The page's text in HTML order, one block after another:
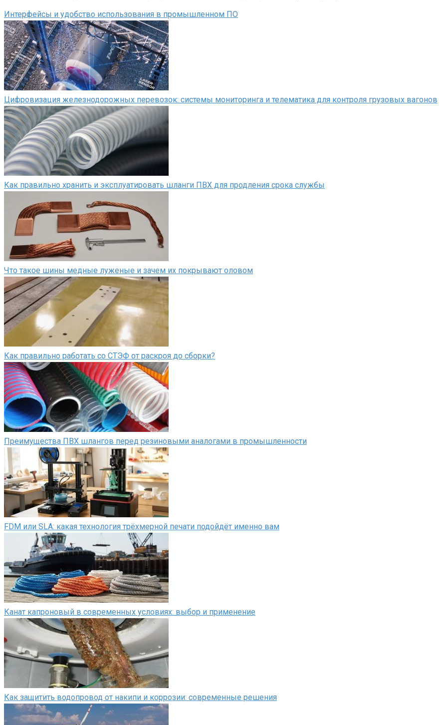
Интерфейсы и удобство использования в промышленном ПО
Цифровизация железнодорожных перевозок: системы мониторинга и телематика для контроля грузовых вагонов
Как правильно хранить и эксплуатировать шланги ПВХ для продления срока службы
Что такое шины медные луженые и зачем их покрывают оловом
Как правильно работать со СТЭФ от раскроя до сборки?
Преимущества ПВХ шлангов перед резиновыми аналогами в промышленности
FDM или SLA: какая технология трёхмерной печати подойдёт именно вам
Канат капроновый в современных условиях: выбор и применение
Как защитить водопровод от накипи и коррозии: современные решения